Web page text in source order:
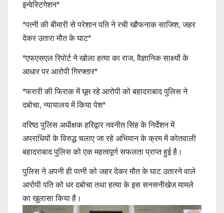
इन्वेस्टिगेशन*
*पत्नी की बीमारी से परेशान पति ने रची खौफनाक साजिश, जहर
देकर उतारा मौत के घाट*
*एफएसएल रिपोर्ट ने खोला हत्या का राज, वैज्ञानिक साक्ष्यों के
आधार पर आरोपी गिरफ्तार*
*फरारी की फिराक में घूम रहे आरोपी को बहादराबाद पुलिस ने
दबोचा, न्यायालय में किया पेश*
वरिष्ठ पुलिस अधीक्षक हरिद्वार नवनीत सिंह के निर्देशन में
अपराधियों के विरुद्ध चलाए जा रहे अभियान के क्रम में कोतवाली
बहादराबाद पुलिस को एक महत्वपूर्ण सफलता प्राप्त हुई है।
पुलिस ने अपनी ही पत्नी को जहर देकर मौत के घाट उतारने वाले
आरोपी पति को धर दबोचा तथा हत्या के इस सनसनीखेज मामले
का खुलासा किया है।